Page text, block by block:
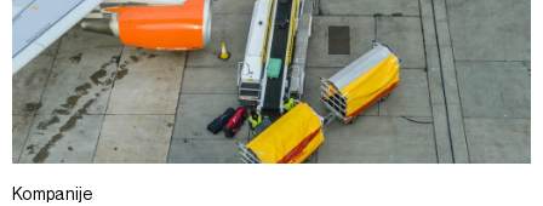
Kompanije